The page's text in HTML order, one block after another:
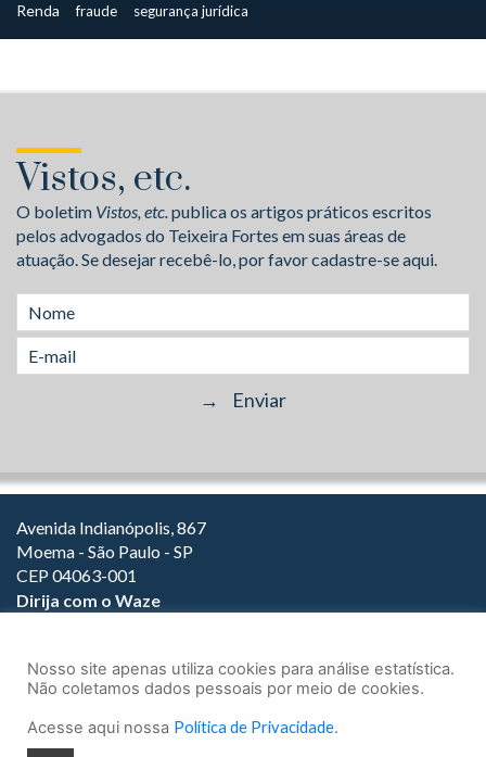
Renda
fraude segurança jurídica
Vistos, etc.
O boletim Vistos, etc.publica os artigos práticos escritos
pelos advogados do Teixeira Fortes em suas áreas de
atuação. Se desejar recebê-lo, por favor cadastre-se aqui.
Avenida Indianópolis, 867
Moema - São Paulo - SP
CEP 04063-001
Dirija com o Waze
(11) 3147-1800
Nosso site apenas utiliza cookies para análise estatística.
Não coletamos dados pessoais por meio de cookies.
Acesse aqui nossa Política de Privacidade.